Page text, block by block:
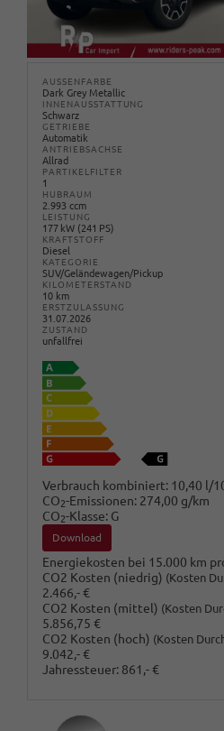
AUSSENFARBE
Dark Grey Metallic
INNENAUSSTATTUNG
Schwarz
GETRIEBE
Automatik
ANTRIEBSACHSE
Allrad
PARTIKELFILTER
1
HUBRAUM
2.993 ccm
LEISTUNG
177 kW (241 PS)
KRAFTSTOFF
Diesel
KATEGORIE
SUV/Geländewagen/Pickup
KILOMETERSTAND
10 km
ERSTZULASSUNG
31.07.2026
ZUSTAND
unfallfrei
Verbrauch kombiniert: 10,40 l/
CO2-Emissionen: 274,00 g/km
CO2-Klasse: G
Download
Energiekosten bei 15.000 km
CO2 Kosten (niedrig) (Kosten
2.466,- €
CO2 Kosten (mittel) (Kosten
5.856,75 €
CO2 Kosten (hoch) (Kosten
9.042,- €
Jahressteuer: 861,- €